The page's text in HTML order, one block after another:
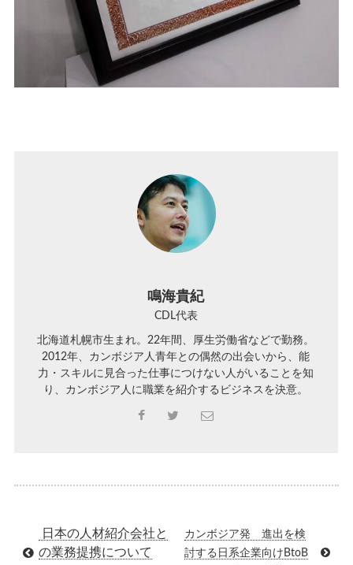
鳴海貴紀
CDL代表
北海道札幌市生まれ。22年間、厚生労働省などで勤務。
2012年、カンボジア人青年との偶然の出会いから、能
力・スキルに見合った仕事につけない人がいることを知
り、カンボジア人に職業を紹介するビジネスを決意。
日本の人材紹介会社と
の業務提携について
カンボジア発 進出を検
討する日系企業向けBtoB